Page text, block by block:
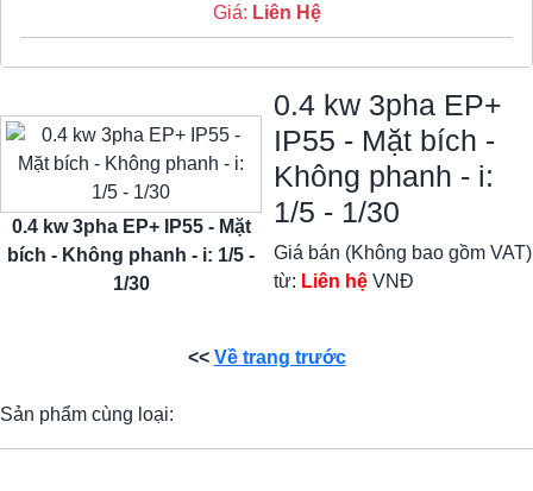
Giá: Liên Hệ
0.4 kw 3pha EP+ IP55 - Mặt
bích - Không phanh - i: 1/5 -
1/30
0.4 kw 3pha EP+
IP55 - Mặt bích -
Không phanh - i:
1/5 - 1/30
Giá bán (Không bao gồm VAT)
từ: Liên hệ VNĐ
<< Về trang trước
Sản phẩm cùng loại: